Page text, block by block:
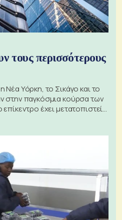
τους περισσότερους
Υόρκη, το Σικάγο και το
στην παγκόσμια κούρσα των
έχει μετατοπιστεί